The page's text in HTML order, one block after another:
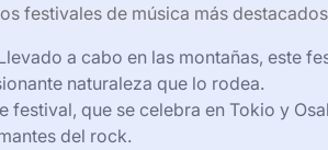
festivales de música más
a cabo en las montañas, este
naturaleza que lo rodea.
festival, que se celebra en Tokio y
del rock.